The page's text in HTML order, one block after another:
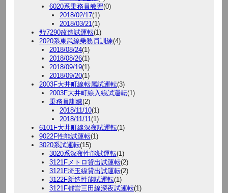
6020系乗務員教習(0)
2018/02/17(1)
2018/03/21(1)
ｻﾔ7290改造試運転(1)
2020系東武線乗務員訓練(4)
2018/08/24(1)
2018/08/26(1)
2018/09/19(1)
2018/09/20(1)
2003F大井町線転属試運転(3)
2003F大井町線入線試運転(1)
乗務員訓練(2)
2018/11/10(1)
2018/11/11(1)
6101F大井町線深夜試運転(1)
9022F性能試運転(1)
3020系試運転(15)
3020系深夜性能試運転(1)
3121Fメトロ貸出試運転(2)
3121F埼玉線貸出試運転(2)
3122F新造性能試運転(1)
3121F都営三田線深夜試運転(1)